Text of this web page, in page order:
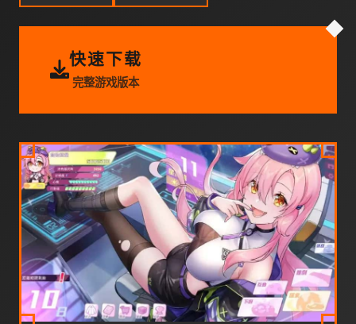
快速下载
完整游戏版本